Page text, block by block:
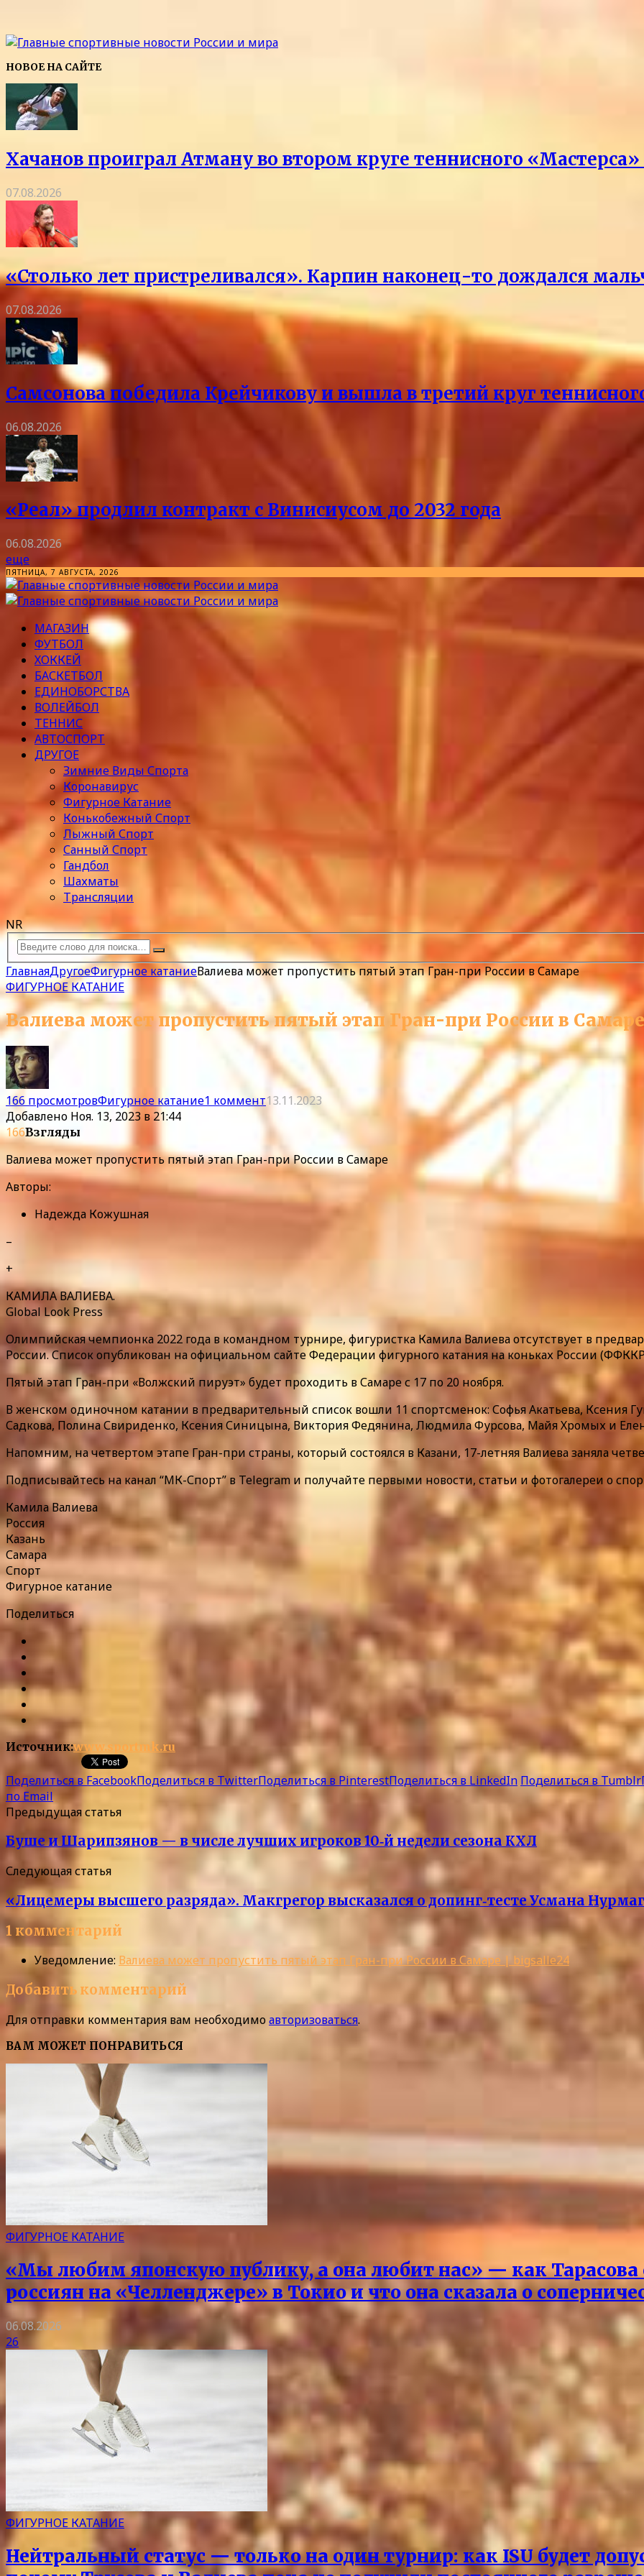
НОВОЕ НА САЙТЕ
Хачанов проиграл Атману во втором круге теннисного
07.08.2026
«Столько лет пристреливался». Карпин наконец-то дождался
07.08.2026
Самсонова победила Крейчикову и вышла в третий круг
06.08.2026
«Реал» продлил контракт с Винисиусом до 2032 года
06.08.2026
еще
ПЯТНИЦА, 7 АВГУСТА, 2026
МАГАЗИН
ФУТБОЛ
ХОККЕЙ
БАСКЕТБОЛ
ЕДИНОБОРСТВА
ВОЛЕЙБОЛ
ТЕННИС
АВТОСПОРТ
ДРУГОЕ
Зимние Виды Спорта
Коронавирус
Фигурное Катание
Конькобежный Спорт
Лыжный Спорт
Санный Спорт
Гандбол
Шахматы
Трансляции
NR
ГлавнаяДругоеФигурное катаниеВалиева может пропустить пятый этап Гран-при России в Самаре
ФИГУРНОЕ КАТАНИЕ
Валиева может пропустить пятый этап Гран-при России в Самаре
166 просмотровФигурное катание1 коммент13.11.2023
Добавлено Ноя. 13, 2023 в 21:44
166Взгляды
Валиева может пропустить пятый этап Гран-при России в Самаре
Авторы:
Надежда Кожушная
–
+
КАМИЛА ВАЛИЕВА.
Global Look Press
Олимпийская чемпионка 2022 года в командном турнире, фигуристка Камила Валиева отсутствует в
России. Список опубликован на официальном сайте Федерации фигурного катания на коньках России
Пятый этап Гран-при «Волжский пируэт» будет проходить в Самаре с 17 по 20 ноября.
В женском одиночном катании в предварительный список вошли 11 спортсменок: Софья Акатьева, Ксения
Садкова, Полина Свириденко, Ксения Синицына, Виктория Федянина, Людмила Фурсова, Майя Хромых и
Напомним, на четвертом этапе Гран-при страны, который состоялся в Казани, 17-летняя Валиева заняла
Подписывайтесь на канал “МК-Спорт” в Telegram и получайте первыми новости, статьи и фотогалереи о
Камила Валиева
Россия
Казань
Самара
Спорт
Фигурное катание
Поделиться
Источник:www.sportmk.ru
Поделиться в FacebookПоделиться в TwitterПоделиться в PinterestПоделиться в LinkedIn Поделиться в Tumblr
по Email
Предыдущая статья
Буше и Шарипзянов — в числе лучших игроков 10‑й недели сезона КХЛ
Следующая статья
«Лицемеры высшего разряда». Макгрегор высказался о допинг‑тесте Усмана
1 комментарий
Уведомление: Валиева может пропустить пятый этап Гран-при России в Самаре | bigsalle24
Добавить комментарий
Для отправки комментария вам необходимоавторизоваться.
ВАМ МОЖЕТ ПОНРАВИТЬСЯ
ФИГУРНОЕ КАТАНИЕ
«Мы любим японскую публику, а она любит нас» — как Тарасова
россиян на «Челленджере» в Токио и что она сказала о
06.08.2026
26
ФИГУРНОЕ КАТАНИЕ
Нейтральный статус — только на один турнир: как ISU будет